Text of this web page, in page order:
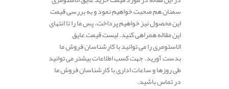
سمنان هم صحبت خواهیم نمود و به بررسی قیمت
این محصول نیز خواهیم پرداخت. پس ما را تا انتهای
این مقاله همراهی کنید. لیست قیمت عایق
الاستومری را می توانید با کارشناسان فروش ما
بدست آورید. جهت کسب اطلاعات بیشتر می توانید
طی روزها و ساعات اداری با کارشناسان فروش ما
در تماس باشید.